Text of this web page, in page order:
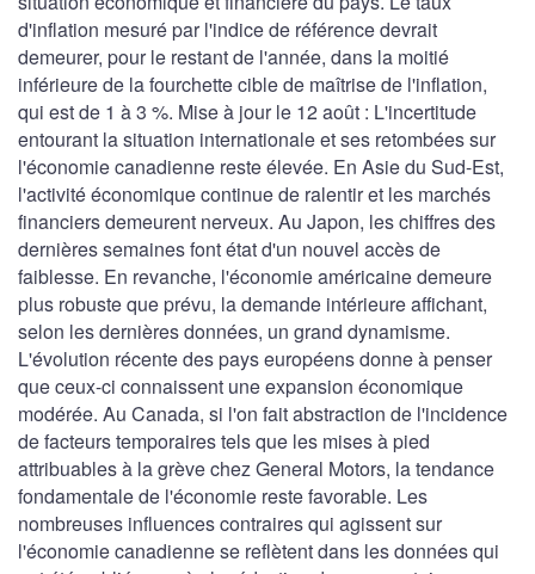
d'inflation mesuré par l'indice de référence devrait
demeurer, pour le restant de l'année, dans la moitié
inférieure de la fourchette cible de maîtrise de l'inflation,
qui est de 1 à 3 %. Mise à jour le 12 août : L'incertitude
entourant la situation internationale et ses retombées sur
l'économie canadienne reste élevée. En Asie du Sud-Est,
l'activité économique continue de ralentir et les marchés
financiers demeurent nerveux. Au Japon, les chiffres des
dernières semaines font état d'un nouvel accès de
faiblesse. En revanche, l'économie américaine demeure
plus robuste que prévu, la demande intérieure affichant,
selon les dernières données, un grand dynamisme.
L'évolution récente des pays européens donne à penser
que ceux-ci connaissent une expansion économique
modérée. Au Canada, si l'on fait abstraction de l'incidence
de facteurs temporaires tels que les mises à pied
attribuables à la grève chez General Motors, la tendance
fondamentale de l'économie reste favorable. Les
nombreuses influences contraires qui agissent sur
l'économie canadienne se reflètent dans les données qui